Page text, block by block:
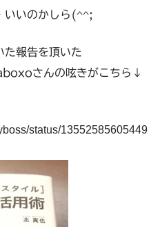
いいのかしら(^^;
た報告を頂いた
さんの呟きがこちら↓
status/13552585605449